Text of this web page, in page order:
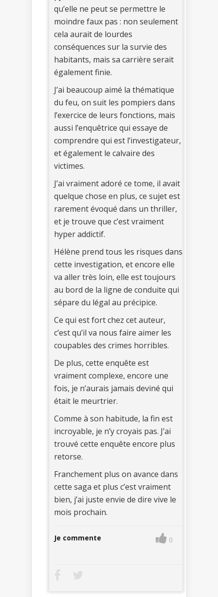
qu’elle ne peut se permettre le
moindre faux pas : non seulement
cela aurait de lourdes
conséquences sur la survie des
habitants, mais sa carrière serait
également finie.
J’ai beaucoup aimé la thématique
du feu, on suit les pompiers dans
l’exercice de leurs fonctions, mais
aussi l’enquêtrice qui essaye de
comprendre qui est l’investigateur,
et également le calvaire des
victimes.
J’ai vraiment adoré ce tome, il avait
quelque chose en plus, ce sujet est
rarement évoqué dans un thriller,
et je trouve que c’est vraiment
hyper addictif.
Hélène prend tous les risques dans
cette investigation, et encore elle
va aller très loin, elle est toujours
au bord de la ligne de conduite qui
sépare du légal au précipice.
Ce qui est fort chez cet auteur,
c’est qu’il va nous faire aimer les
coupables des crimes horribles.
De plus, cette enquête est
vraiment complexe, encore une
fois, je n’aurais jamais deviné qui
était le meurtrier.
Comme à son habitude, la fin est
incroyable, je n’y croyais pas. J’ai
trouvé cette enquête encore plus
retorse.
Franchement plus on avance dans
cette saga et plus c’est vraiment
bien, j’ai juste envie de dire vive le
mois prochain.
Je commente 0